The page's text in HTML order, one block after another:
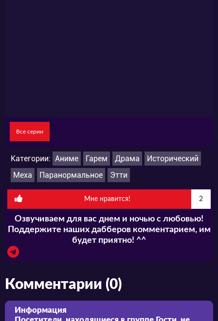
Все серии
Категории: Аниме Гарем Драма
Исторический
Меха
Паранормальное Этти
Мне нравится! 2
Озвучиваем для вас днем и ночью с любовью!
Поддержите наших дабберов комментарием, им
будет приятно! ^^
Комментарии (0)
Информация